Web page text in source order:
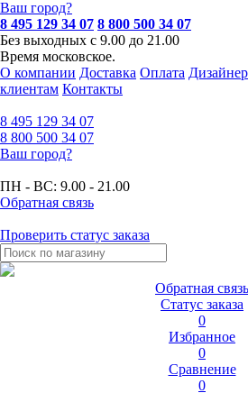
Ваш город?
8 495 129 34 07 8 800 500 34 07
Без выходных с 9.00 до 21.00
Время московское.
О компании Доставка Оплата
клиентам Контакты
8 495 129 34 07
8 800 500 34 07
Ваш город?
ПН - ВС: 9.00 - 21.00
Обратная связь
Проверить статус заказа
Обратная связь
Статус заказа
0
Избранное
0
Сравнение
0